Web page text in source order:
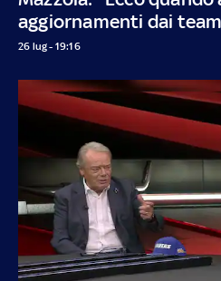
aggiornamenti dai
26 lug - 19:16